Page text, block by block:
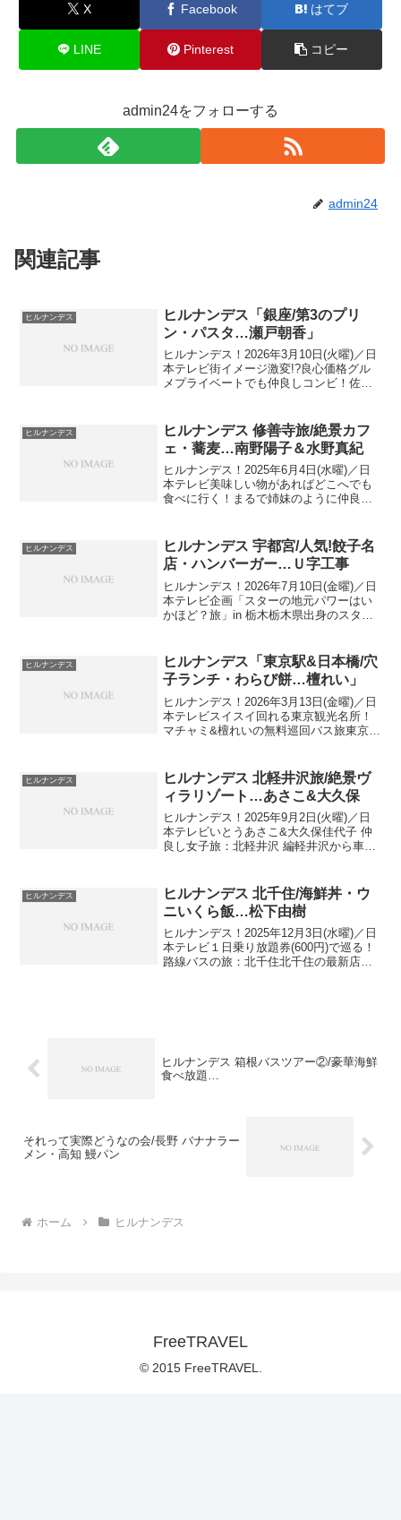
X Facebook はてブ
LINE Pinterest コピー
admin24をフォローする
admin24
関連記事
ヒルナンデス
ヒルナンデス「銀座/第3のプリ
ン・パスタ…瀬戸朝香」
ヒルナンデス！2026年3月10日(火曜)／日
本テレビ街イメージ激変!?良心価格グル
メプライベートでも仲良しコンビ！佐藤
やしタウン銀座出演者：南原清隆、浦野
モモ アナ、...
ヒルナンデス
ヒルナンデス 修善寺旅/絶景カフ
ェ・蕎麦…南野陽子＆水野真紀
ヒルナンデス！2025年6月4日(水曜)／日
本テレビ美味しい物があればどこへでも
食べに行く！まるで姉妹のように仲良し
い旅」静岡県伊豆の小京都・修善寺温泉
街 生わさび蕎...
ヒルナンデス
ヒルナンデス 宇都宮/人気!餃子名
店・ハンバーガー…Ｕ字工事
ヒルナンデス！2026年7月10日(金曜)／日
本テレビ企画「スターの地元パワーはい
かほど？旅」in 栃木栃木県出身のスタ
ゃない宇都宮の魅力出演者：南原清隆、
浦野モモアナ...
ヒルナンデス
ヒルナンデス「東京駅&日本橋/穴
子ランチ・わらび餅…檀れい」
ヒルナンデス！2026年3月13日(金曜)／日
本テレビスイスイ回れる東京観光名所！
マチャミ&檀れいの無料巡回バス旅東京
美、檀れい …無料で利用できる巡回
バス「メトロリ...
ヒルナンデス
ヒルナンデス 北軽井沢旅/絶景ヴ
ィラリゾート…あさこ&大久保
ヒルナンデス！2025年9月2日(火曜)／日
本テレビいとうあさこ&大久保佳代子 仲
良し女子旅：北軽井沢 編軽井沢から車で
ス 軽井沢旅/湖畔ピクニック…あさこ&大
久...
ヒルナンデス
ヒルナンデス 北千住/海鮮丼・ウ
ニいくら飯…松下由樹
ヒルナンデス！2025年12月3日(水曜)／日
本テレビ１日乗り放題券(600円)で巡る！
路線バスの旅：北千住北千住の最新店だ
ヒルナンデス 箱根バスツアー②/豪華海鮮
食べ放題…
それって実際どうなの会/長野 バナナラー
メン・高知 鰻パン
ホーム ヒルナンデス
FreeTRAVEL
© 2015 FreeTRAVEL.